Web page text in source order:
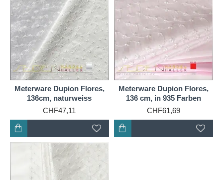
Meterware Dupion Flores,
136cm, naturweiss
CHF47,11
Meterware Dupion Flores,
136 cm, in 935 Farben
CHF61,69